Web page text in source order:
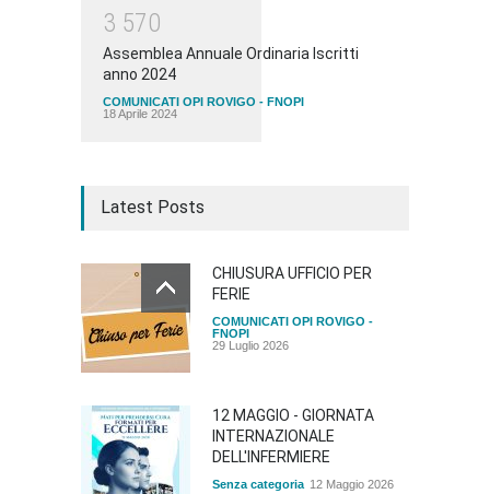
3 570
Assemblea Annuale Ordinaria Iscritti
anno 2024
COMUNICATI OPI ROVIGO - FNOPI
18 Aprile 2024
Latest Posts
CHIUSURA UFFICIO PER
FERIE
COMUNICATI OPI ROVIGO -
FNOPI
29 Luglio 2026
12 MAGGIO - GIORNATA
INTERNAZIONALE
DELL'INFERMIERE
Senza categoria 12 Maggio 2026